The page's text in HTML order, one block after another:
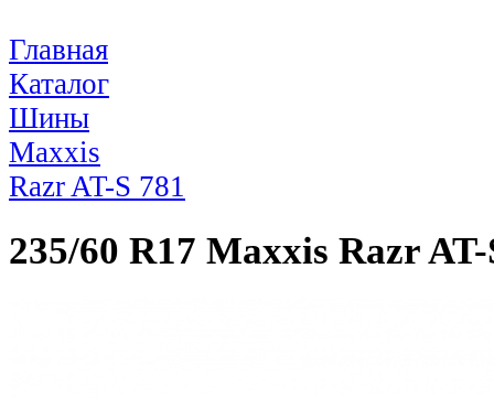
Главная
Каталог
Шины
Maxxis
Razr AT-S 781
235/60 R17 Maxxis Razr